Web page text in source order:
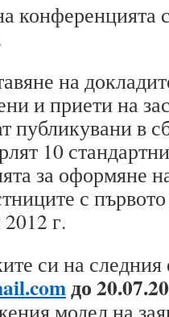
конференцията
на
и приети на
публикувани в
10
за оформяне
с
г.
си на следния
до
модел на